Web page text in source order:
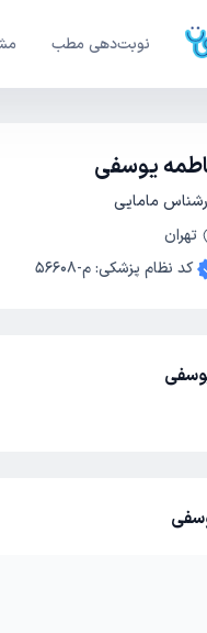
نوبت‌دهی مطب
یوسفی
مامایی
تهران
کد نظام پزشکی:م-56608